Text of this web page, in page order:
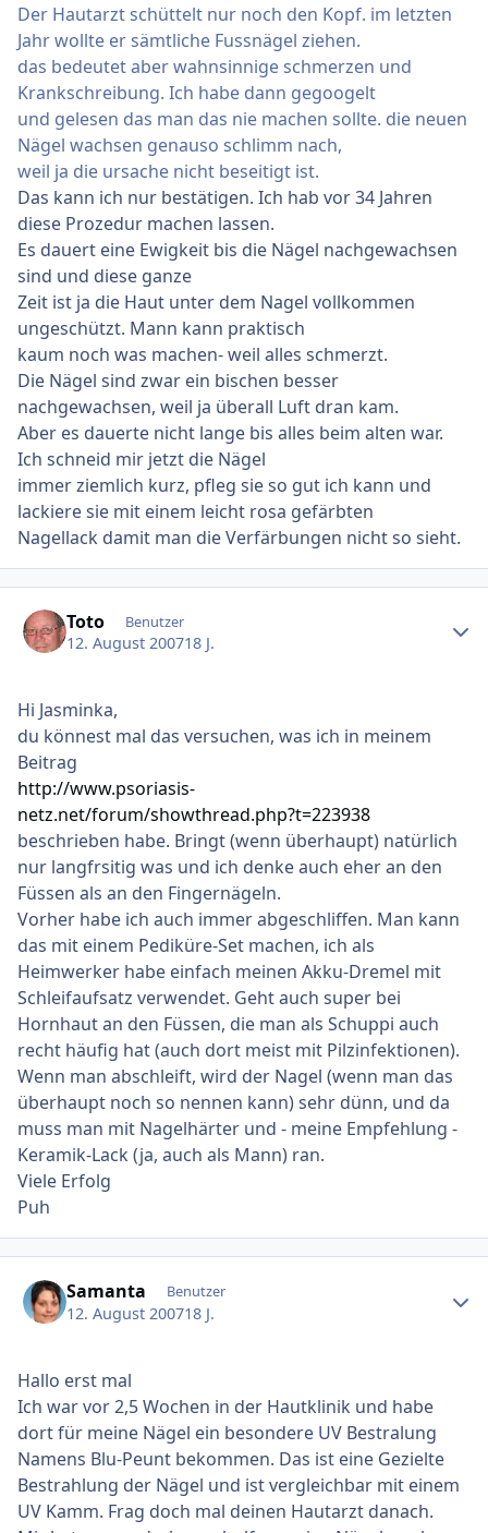
Der Hautarzt schüttelt nur noch den Kopf. im letzten
Jahr wollte er sämtliche Fussnägel ziehen.
das bedeutet aber wahnsinnige schmerzen und
Krankschreibung. Ich habe dann gegoogelt
und gelesen das man das nie machen sollte. die neuen
Nägel wachsen genauso schlimm nach,
weil ja die ursache nicht beseitigt ist.
Das kann ich nur bestätigen. Ich hab vor 34 Jahren
diese Prozedur machen lassen.
Es dauert eine Ewigkeit bis die Nägel nachgewachsen
sind und diese ganze
Zeit ist ja die Haut unter dem Nagel vollkommen
ungeschützt. Mann kann praktisch
kaum noch was machen- weil alles schmerzt.
Die Nägel sind zwar ein bischen besser
nachgewachsen, weil ja überall Luft dran kam.
Aber es dauerte nicht lange bis alles beim alten war.
Ich schneid mir jetzt die Nägel
immer ziemlich kurz, pfleg sie so gut ich kann und
lackiere sie mit einem leicht rosa gefärbten
Nagellack damit man die Verfärbungen nicht so sieht.
Toto Benutzer
12. August 200718 J.
Hi Jasminka,
du könnest mal das versuchen, was ich in meinem
Beitrag
http://www.psoriasis-
netz.net/forum/showthread.php?t=223938
beschrieben habe. Bringt (wenn überhaupt) natürlich
nur langfrsitig was und ich denke auch eher an den
Füssen als an den Fingernägeln.
Vorher habe ich auch immer abgeschliffen. Man kann
das mit einem Pediküre-Set machen, ich als
Heimwerker habe einfach meinen Akku-Dremel mit
Schleifaufsatz verwendet. Geht auch super bei
Hornhaut an den Füssen, die man als Schuppi auch
recht häufig hat (auch dort meist mit Pilzinfektionen).
Wenn man abschleift, wird der Nagel (wenn man das
überhaupt noch so nennen kann) sehr dünn, und da
muss man mit Nagelhärter und - meine Empfehlung -
Keramik-Lack (ja, auch als Mann) ran.
Viele Erfolg
Puh
Samanta Benutzer
12. August 200718 J.
Hallo erst mal
Ich war vor 2,5 Wochen in der Hautklinik und habe
dort für meine Nägel ein besondere UV Bestralung
Namens Blu-Peunt bekommen. Das ist eine Gezielte
Bestrahlung der Nägel und ist vergleichbar mit einem
UV Kamm. Frag doch mal deinen Hautarzt danach.